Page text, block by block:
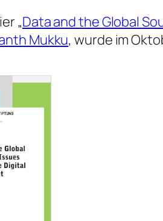
„Data and the Global
Mukku, wurde im